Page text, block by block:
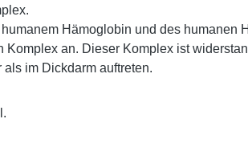
Hämoglobin und des
an. Dieser Komplex ist
im Dickdarm auftreten.